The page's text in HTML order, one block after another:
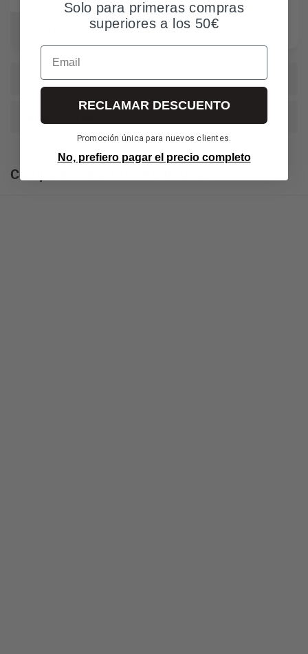
Soporte para tazas SI
Equipamiento
Compara con otras alternativas
Solo para primeras compras
superiores a los 50€
Email
RECLAMAR DESCUENTO
Promoción única para nuevos clientes.
No, prefiero pagar el precio completo